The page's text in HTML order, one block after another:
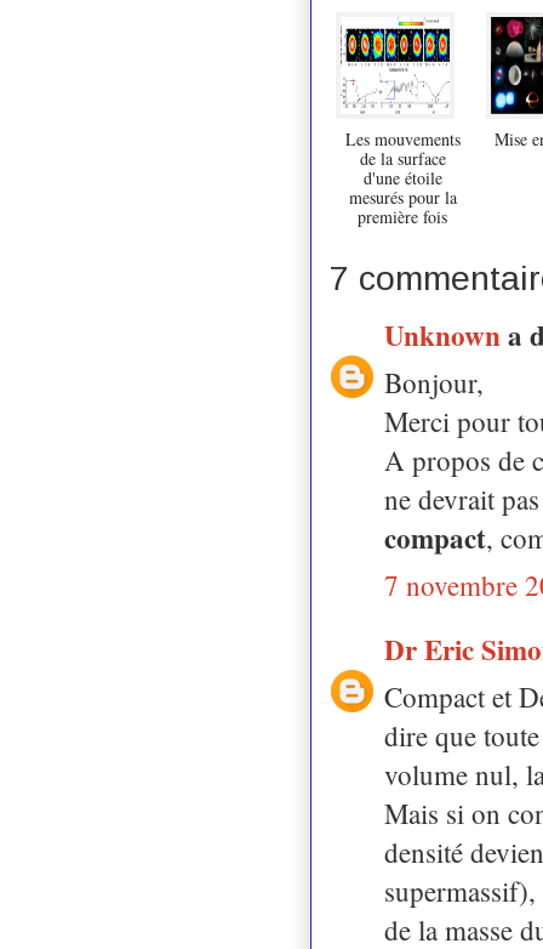
Les mouvements
de la surface
d'une étoile
mesurés pour la
première fois
Mise
7
Unknowna
Bonjour,
Merci pour
A propos de
ne devrait
compact,
7 novembre
Dr Eric
Compact et
dire que
volume nul,
Mais si on
densité
de la masse